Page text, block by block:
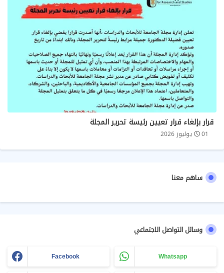
قرار بإلغاء قرار تعيين رئيسة تحرير المجلة
01 يوليوز 2026
ساهم معنا
وسائل التواصل الاجتماعي
Facebook Whatsapp